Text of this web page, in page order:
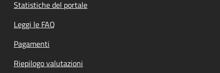
Statistiche del portale
Leggi le FAQ
Pagamenti
Riepilogo valutazioni